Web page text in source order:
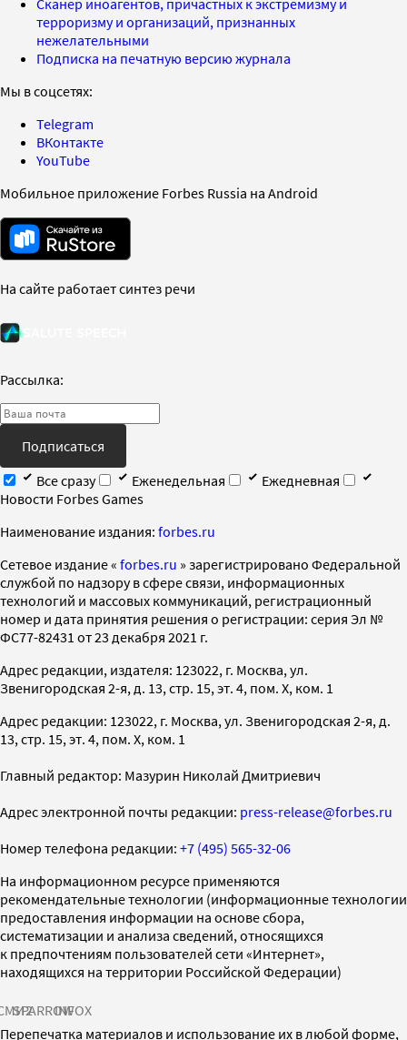
терроризму и организаций, признанных
нежелательными
Подписка на печатную версию журнала
Мы в соцсетях:
Telegram
ВКонтакте
YouTube
Мобильное приложение Forbes Russia на Android
На сайте работает синтез речи
Рассылка:
Подписаться
Все сразу
Еженедельная
Ежедневная
Новости Forbes Games
Наименование издания: forbes.ru
Cетевое издание « forbes.ru » зарегистрировано Федеральной
службой по надзору в сфере связи, информационных
технологий и массовых коммуникаций, регистрационный
номер и дата принятия решения о регистрации: серия Эл №
ФС77-82431 от 23 декабря 2021 г.
Адрес редакции, издателя: 123022, г. Москва, ул.
Звенигородская 2-я, д. 13, стр. 15, эт. 4, пом. X, ком. 1
Адрес редакции: 123022, г. Москва, ул. Звенигородская 2-я, д.
13, стр. 15, эт. 4, пом. X, ком. 1
Главный редактор: Мазурин Николай Дмитриевич
Адрес электронной почты редакции: press-release@forbes.ru
Номер телефона редакции: +7 (495) 565-32-06
На информационном ресурсе применяются
рекомендательные технологии (информационные технологии
предоставления информации на основе сбора,
систематизации и анализа сведений, относящихся
к предпочтениям пользователей сети «Интернет»,
находящихся на территории Российской Федерации)
SPARROWINFOX
Перепечатка материалов и использование их в любой форме,